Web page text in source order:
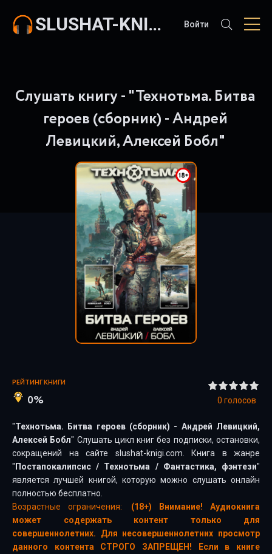
SLUSHAT-KNIGI.COM Войти
Слушать книгу - "Технотьма. Битва
героев (сборник) - Андрей
Левицкий, Алексей Бобл"
РЕЙТИНГ КНИГИ
0% 0 голосов
"Технотьма. Битва героев (сборник) - Андрей Левицкий,
Алексей Бобл" Слушать цикл книг без подписки, остановки,
сокращений на сайте slushat-knigi.com. Книга в жанре
" Постапокалипсис / Технотьма / Фантастика, фэнтези"
является лучшей книгой, которую можно слушать онлайн
полностью бесплатно.
Возрастные ограничения:
(18+) Внимание! Аудиокнига
может содержать контент только для
совершеннолетних. Для несовершеннолетних просмотр
данного контента СТРОГО ЗАПРЕЩЕН! Если в книге